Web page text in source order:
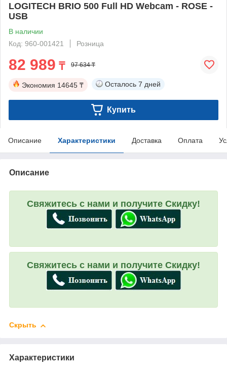
LOGITECH BRIO 500 Full HD Webcam - ROSE -
USB
В наличии
Код: 960-001421
Розница
82 989 ₸ 97 634 ₸
Экономия 14645 ₸ Осталось 7 дней
Купить
Описание Характеристики Доставка Оплата
Описание
Свяжитесь с нами и получите Скидку!
Свяжитесь с нами и получите Скидку!
Скрыть
Характеристики